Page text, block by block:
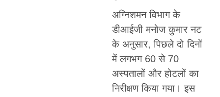
अग्निशमन विभाग के
डीआईजी मनोज कुमार नट
के अनुसार, पिछले दो दिनों
में लगभग 60 से 70
अस्पतालों और होटलों का
निरीक्षण किया गया। इस